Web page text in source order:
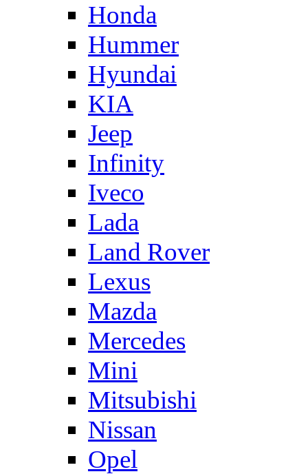
Honda
Hummer
Hyundai
KIA
Jeep
Infinity
Iveco
Lada
Land Rover
Lexus
Mazda
Mercedes
Mini
Mitsubishi
Nissan
Opel